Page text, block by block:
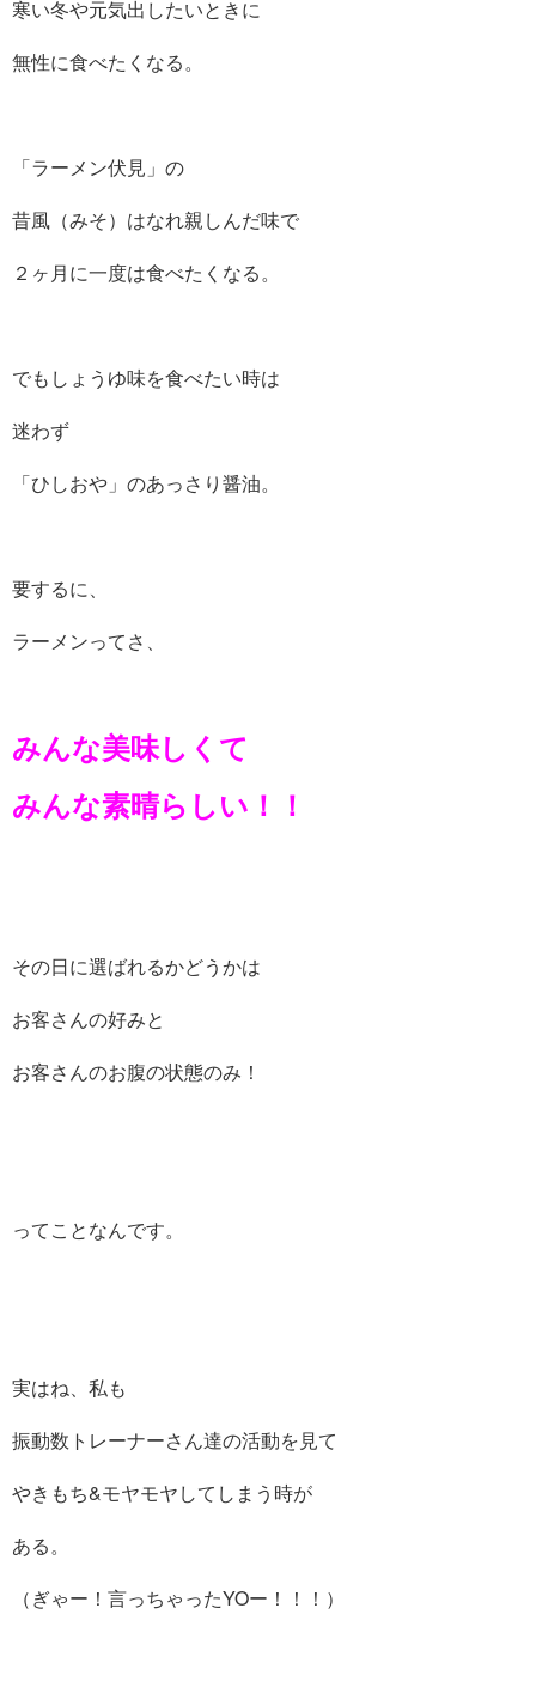
寒い冬や元気出したいときに
無性に食べたくなる。
「ラーメン伏見」の
昔風（みそ）はなれ親しんだ味で
２ヶ月に一度は食べたくなる。
でもしょうゆ味を食べたい時は
迷わず
「ひしおや」のあっさり醤油。
要するに、
ラーメンってさ、
みんな美味しくて
みんな素晴らしい！！
その日に選ばれるかどうかは
お客さんの好みと
お客さんのお腹の状態のみ！
ってことなんです。
実はね、私も
振動数トレーナーさん達の活動を見て
やきもち&モヤモヤしてしまう時が
ある。
（ぎゃー！言っちゃったYOー！！！）